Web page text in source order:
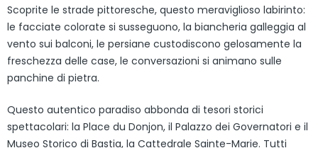
Scoprite le strade pittoresche, questo meraviglioso labirinto:
le facciate colorate si susseguono, la biancheria galleggia al
vento sui balconi, le persiane custodiscono gelosamente la
freschezza delle case, le conversazioni si animano sulle
panchine di pietra.
Questo autentico paradiso abbonda di tesori storici
spettacolari: la Place du Donjon, il Palazzo dei Governatori e il
Museo Storico di Bastia, la Cattedrale Sainte-Marie. Tutti